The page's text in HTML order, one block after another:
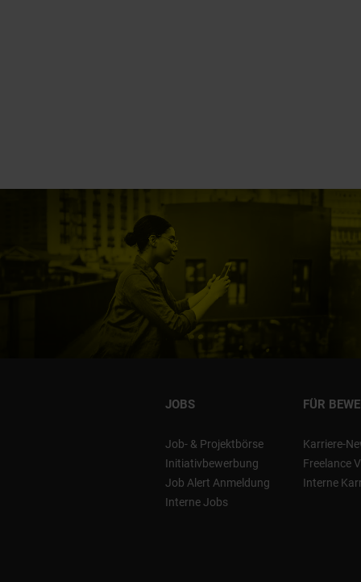
JOBS
Job- & Projektbörse
Initiativbewerbung
Job Alert Anmeldung
Interne Jobs
FÜR
Karriere-
Freelance
Interne